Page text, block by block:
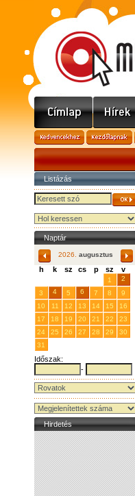
Listázás
Naptár
2026. augusztus
h k sz cs p sz v
1
2
3
4 5 6 7 8
9
10
11 12 13 14 15
16
17
18 19 20 21 22
23
24
25 26 27 28 29
30
31
Időszak:
-
Hirdetés